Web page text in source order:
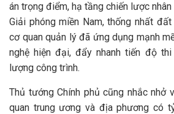
án trọng điểm, hạ tầng chiến lược
Giải phóng miền Nam, thống nhất đất
cơ quan quản lý đã ứng dụng mạnh
nghệ hiện đại, đẩy nhanh tiến độ
lượng công trình.
Thủ tướng Chính phủ cũng nhắc nhở
quan trung ương và địa phương có